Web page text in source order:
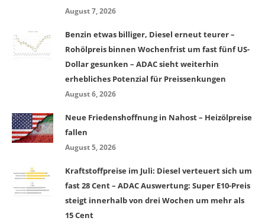
August 7, 2026
Benzin etwas billiger, Diesel erneut teurer –
Rohölpreis binnen Wochenfrist um fast fünf US-
Dollar gesunken – ADAC sieht weiterhin
erhebliches Potenzial für Preissenkungen
August 6, 2026
Neue Friedenshoffnung in Nahost – Heizölpreise
fallen
August 5, 2026
Kraftstoffpreise im Juli: Diesel verteuert sich um
fast 28 Cent – ADAC Auswertung: Super E10-Preis
steigt innerhalb von drei Wochen um mehr als
15 Cent